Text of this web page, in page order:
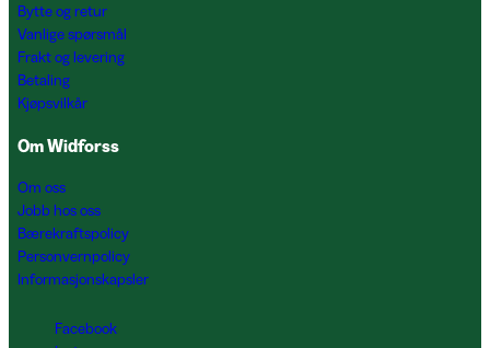
Bytte og retur
Vanlige spørsmål
Frakt og levering
Betaling
Kjøpsvilkår
Om Widforss
Om oss
Jobb hos oss
Bærekraftspolicy
Personvernpolicy
Informasjonskapsler
Facebook